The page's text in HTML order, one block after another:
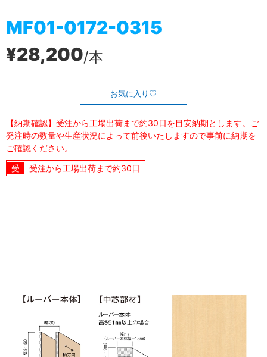
MF01-0172-0315
¥28,200/本
お気に入り
【納期確認】受注から工場出荷まで約30日を目安納期とします。ご
発注時の数量や生産状況によって前後いたしますので事前に納期を
ご確認ください。
受注から工場出荷まで約30日